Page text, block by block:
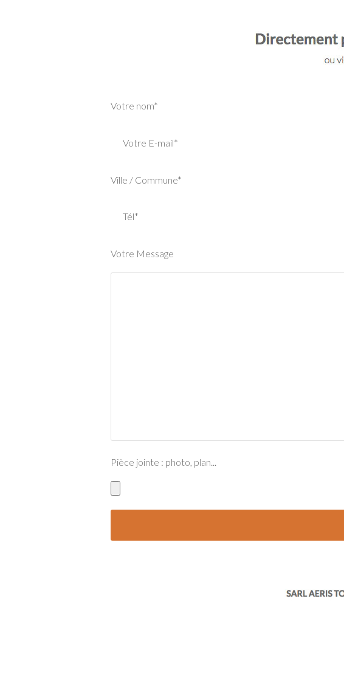
Votre nom*
Votre E-mail*
Ville / Commune*
Tél*
Votre Message
Pièce jointe : photo, plan...